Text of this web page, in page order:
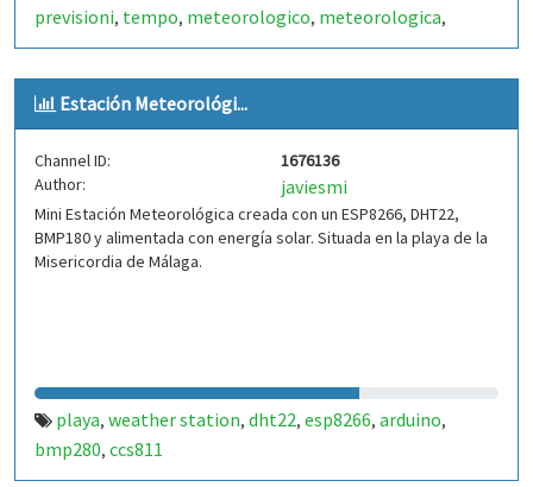
previsioni, tempo, meteorologico, meteorologica,
stazione,station,meteorologiche,metereologiche,
metereologica,carta,mare,vacanza,estate,inverno,
mareggiata ,pioggia,sole,
temperature,pressione,atmosferica,pressure,
humidity, gradi,percentuale
soleggiato raffiche,indice
precipitazioni,temporale, temporali ,neve,nevicata
fotografo, savona,riviera ligure spiaggia
Estación Meteorológi...
Channel ID:
1676136
Author:
javiesmi
Mini Estación Meteorológica creada con un ESP8266, DHT22,
BMP180 y alimentada con energía solar. Situada en la playa de la
Misericordia de Málaga.
playa, weather station, dht22, esp8266, arduino,
bmp280, ccs811